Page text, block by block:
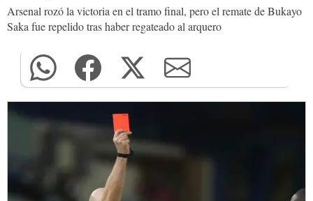
Arsenal rozó la victoria en el tramo final, pero el remate de Bukayo
Saka fue repelido tras haber regateado al arquero